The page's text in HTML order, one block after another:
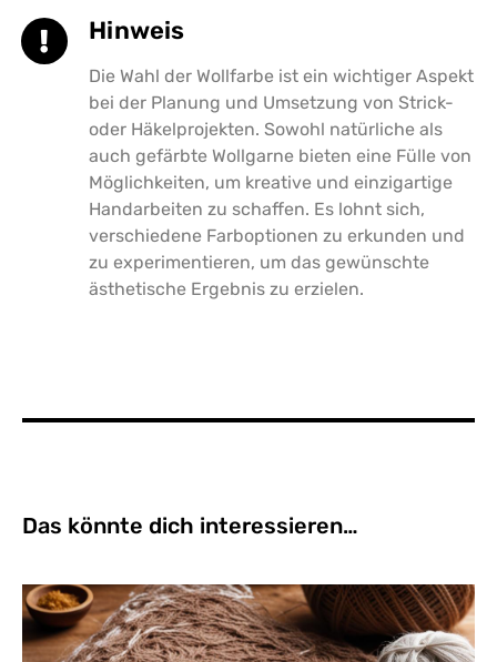
Hinweis
Die Wahl der Wollfarbe ist ein wichtiger Aspekt
bei der Planung und Umsetzung von Strick-
oder Häkelprojekten. Sowohl natürliche als
auch gefärbte Wollgarne bieten eine Fülle von
Möglichkeiten, um kreative und einzigartige
Handarbeiten zu schaffen. Es lohnt sich,
verschiedene Farboptionen zu erkunden und
zu experimentieren, um das gewünschte
ästhetische Ergebnis zu erzielen.
Das könnte dich interessieren…